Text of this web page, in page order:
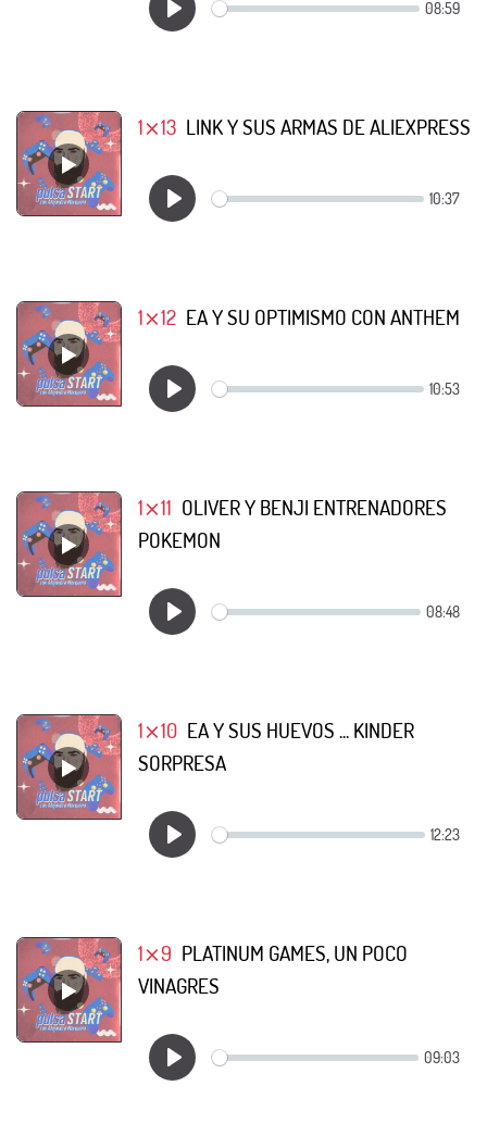
1⨯13 LINK Y SUS ARMAS DE ALIEXPRESS
1⨯12 EA Y SU OPTIMISMO CON ANTHEM
1⨯11 OLIVER Y BENJI ENTRENADORES
POKEMON
1⨯10 EA Y SUS HUEVOS ... KINDER
SORPRESA
1⨯9 PLATINUM GAMES, UN POCO
VINAGRES